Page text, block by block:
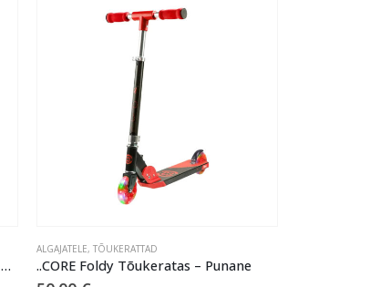
..Core Connor Fettes Signature 6.5″ Pro Scooter Griptape – Black
ALGAJATELE, TÕUKERATTAD
..CORE Foldy Tõukeratas – Punane